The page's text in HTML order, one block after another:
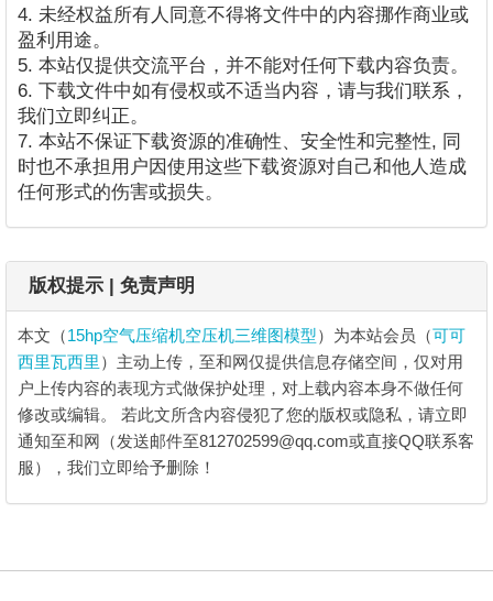
4. 未经权益所有人同意不得将文件中的内容挪作商业或
盈利用途。
5. 本站仅提供交流平台，并不能对任何下载内容负责。
6. 下载文件中如有侵权或不适当内容，请与我们联系，
我们立即纠正。
7. 本站不保证下载资源的准确性、安全性和完整性, 同
时也不承担用户因使用这些下载资源对自己和他人造成
任何形式的伤害或损失。
版权提示 | 免责声明
本文（15hp空气压缩机空压机三维图模型）为本站会员（可可
西里瓦西里 ）主动上传，至和网仅提供信息存储空间，仅对用
户上传内容的表现方式做保护处理，对上载内容本身不做任何
修改或编辑。 若此文所含内容侵犯了您的版权或隐私，请立即
通知至和网（发送邮件至812702599@qq.com或直接QQ联系客
服），我们立即给予删除！